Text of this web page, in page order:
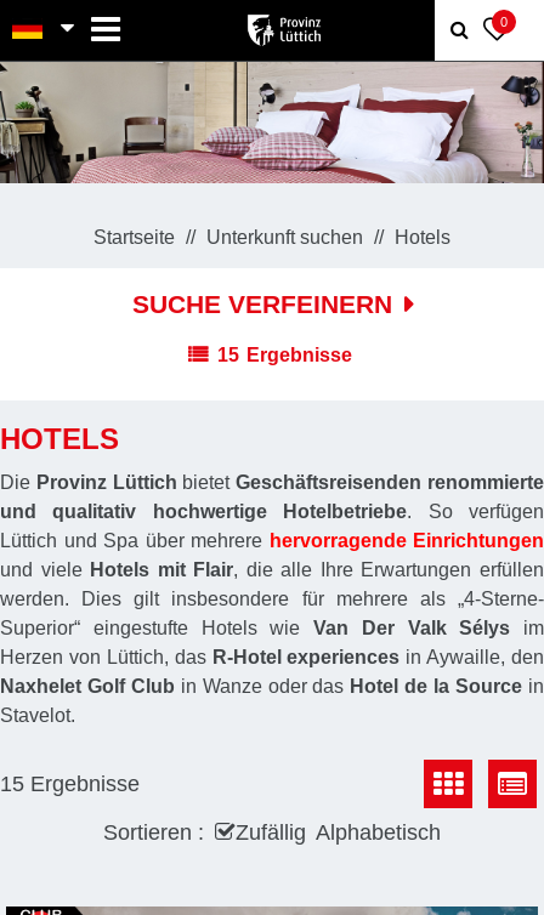
0
Startseite Unterkunft suchen Hotels
SUCHE VERFEINERN
15 Ergebnisse
HOTELS
Die Provinz Lüttich bietetGeschäftsreisenden renommierte
und qualitativ hochwertige Hotelbetriebe. So verfügen
Lüttich und Spa über mehrere hervorragende Einrichtungen
und viele Hotels mit Flair, die alle Ihre Erwartungen erfüllen
werden. Dies gilt insbesondere für mehrere als „4-Sterne-
Superior“ eingestufte Hotels wie Van Der Valk Sélys im
Herzen von Lüttich, das R-Hotel experiences in Aywaille, den
Naxhelet Golf Club in Wanze oder das Hotel de la Source in
Stavelot.
15 Ergebnisse
Sortieren :
Zufällig Alphabetisch